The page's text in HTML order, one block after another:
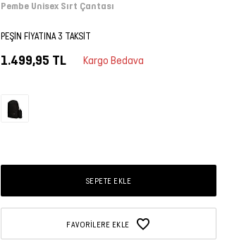
Pembe Unisex Sırt Çantası
PEŞİN FİYATINA 3 TAKSİT
1.499,95 TL Kargo Bedava
SEPETE EKLE
FAVORILERE EKLE